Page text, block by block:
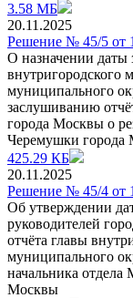
3.58 МБ
20.11.2025
Решение № 45/5 от
O назначении даты
внутригородского
муниципального
заслушиванию
города Москвы о
Черемушки города
425.29 КБ
20.11.2025
Решение № 45/4 от
Об утверждении
руководителей
отчёта главы
муниципального
начальника
Москвы